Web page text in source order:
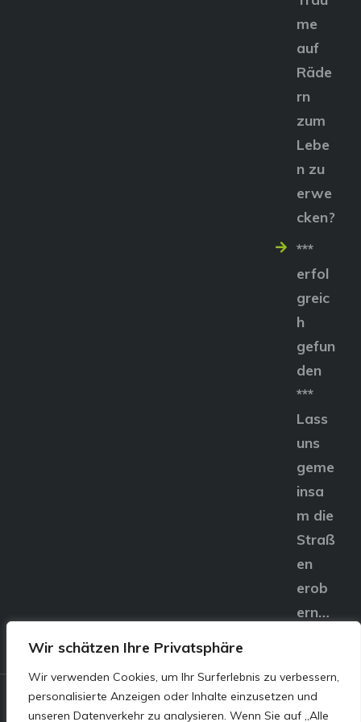
Wir schätzen Ihre Privatsphäre
Wir verwenden Cookies, um Ihr Surferlebnis zu verbessern,
personalisierte Anzeigen oder Inhalte einzusetzen und
unseren Datenverkehr zu analysieren. Wenn Sie auf „Alle
me
auf
Räde
rn
zum
Lebe
n zu
erwe
cken?
***
erfol
greic
h
gefun
den
***
Lass
uns
geme
insa
m die
Straß
en
erob
ern…
© E&S Motors GmbH,